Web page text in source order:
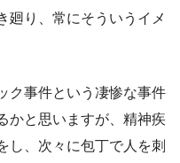
廻り、常にそういうイメ
ク事件という凄惨な事件
かと思いますが、精神疾
し、次々に包丁で人を刺